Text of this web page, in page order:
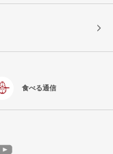
食べる通信